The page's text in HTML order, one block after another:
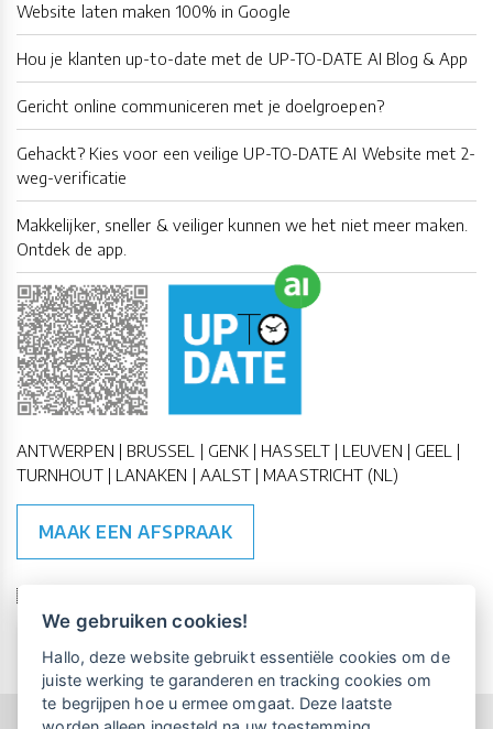
Website laten maken 100% in Google
Hou je klanten up-to-date met de UP-TO-DATE AI Blog & App
Gericht online communiceren met je doelgroepen?
Gehackt? Kies voor een veilige UP-TO-DATE AI Website met 2-
weg-verificatie
Makkelijker, sneller & veiliger kunnen we het niet meer maken.
Ontdek de app.
ANTWERPEN | BRUSSEL | GENK | HASSELT | LEUVEN | GEEL |
TURNHOUT | LANAKEN | AALST | MAASTRICHT (NL)
MAAK EEN AFSPRAAK
🇪🇺 🇧🇪
We gebruiken cookies!
Hallo, deze website gebruikt essentiële cookies om de
juiste werking te garanderen en tracking cookies om
te begrijpen hoe u ermee omgaat. Deze laatste
een persoonlijke demo.